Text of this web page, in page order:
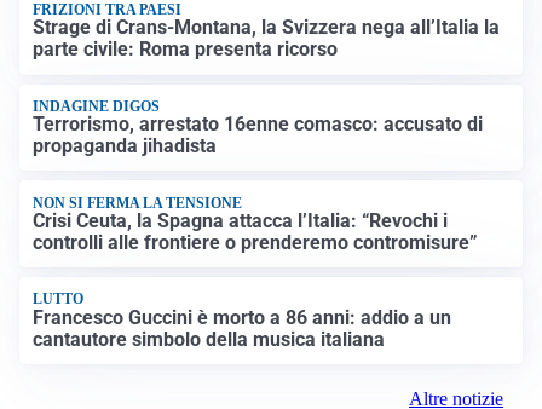
FRIZIONI TRA PAESI
Strage di Crans-Montana, la Svizzera nega all’Italia la
parte civile: Roma presenta ricorso
INDAGINE DIGOS
Terrorismo, arrestato 16enne comasco: accusato di
propaganda jihadista
NON SI FERMA LA TENSIONE
Crisi Ceuta, la Spagna attacca l’Italia: “Revochi i
controlli alle frontiere o prenderemo contromisure”
LUTTO
Francesco Guccini è morto a 86 anni: addio a un
cantautore simbolo della musica italiana
Altre notizie